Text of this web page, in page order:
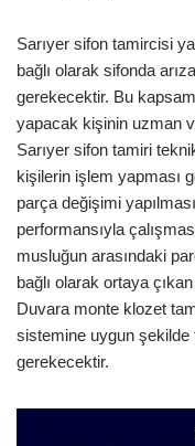
Sarıyer sifon tamircisi
bağlı olarak sifonda
gerekecektir. Bu
yapacak kişinin uzman
Sarıyer sifon tamiri
kişilerin işlem yapması
parça değişimi
performansıyla
musluğun arasındaki
bağlı olarak ortaya
Duvara monte klozet
sistemine uygun şekilde
gerekecektir.